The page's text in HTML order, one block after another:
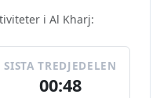
i Al Kharj:
SISTA TREDJEDELEN
00:48